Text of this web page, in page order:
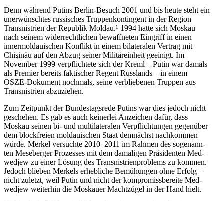
Denn während Putins Berlin-Besuch 2001 und bis heute steht ein
uner­wünsch­tes rus­si­sches Trup­pen­kon­tin­gent in der Region
Trans­nis­trien der Repu­blik Moldau.¹ 1994 hatte sich Moskau
nach seinem wider­recht­li­chen bewaff­ne­ten Ein­griff in einen
inner­mol­daui­schen Kon­flikt in einem bila­te­ra­len Vertrag mit
Chişinău auf den Abzug seiner Mili­tär­ein­heit geei­nigt. Im
Novem­ber 1999 ver­pflich­tete sich der Kreml – Putin war damals
als Premier bereits fak­ti­scher Regent Russ­lands – in einem
OSZE-Doku­ment noch­mals, seine ver­blie­be­nen Truppen aus
Trans­nis­trien abzuziehen.
Zum Zeit­punkt der Bun­des­tags­rede Putins war dies jedoch nicht
gesche­hen. Es gab es auch kei­ner­lei Anzei­chen dafür, dass
Moskau seinen bi- und mul­ti­la­te­ra­len Ver­pflich­tun­gen gegen­über
dem block­freien mol­daui­schen Staat dem­nächst nach­kom­men
würde. Merkel ver­suchte 2010–2011 im Rahmen des soge­nann­
ten Mese­ber­ger Pro­zes­ses mit dem dama­li­gen Prä­si­den­ten Med­
wed­jew zu einer Lösung des Trans­nis­tri­en­pro­blems zu kommen.
Jedoch blieben Merkels erheb­li­che Bemü­hun­gen ohne Erfolg –
nicht zuletzt, weil Putin und nicht der kom­pro­miss­be­reite Med­
wed­jew wei­ter­hin die Mos­kauer Macht­zü­gel in der Hand hielt.